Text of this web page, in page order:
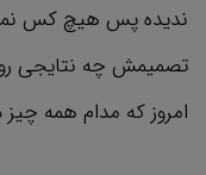
تصمیمش چه نتایجی
امروز که مدام همه چیز